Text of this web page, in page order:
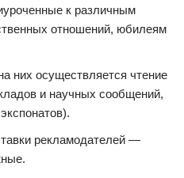
к различным
отношений, юбилеям
них осуществляется чтение
и научных сообщений,
рекламодателей —